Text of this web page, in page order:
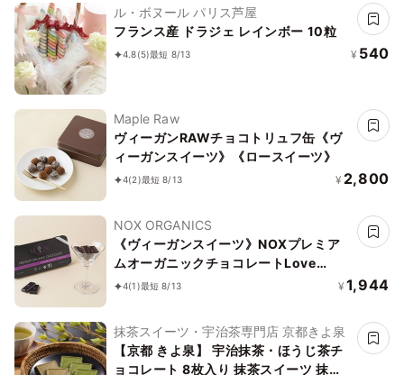
ル・ボヌール パリス芦屋
フランス産 ドラジェ レインボー 10粒
4.8(5)最短 8/13 ¥ 540
Maple Raw
ヴィーガンRAWチョコトリュフ缶《ヴ
ィーガンスイーツ》《ロースイーツ》
4(2)最短 8/13 ¥ 2,800
NOX ORGANICS
《ヴィーガンスイーツ》NOXプレミア
ムオーガニックチョコレートLove
Editionクランベリー12粒
4(1)最短 8/13 ¥ 1,944
抹茶スイーツ・宇治茶専門店 京都きよ泉
【京都 きよ泉】 宇治抹茶・ほうじ茶チ
ョコレート 8枚入り 抹茶スイーツ 抹茶